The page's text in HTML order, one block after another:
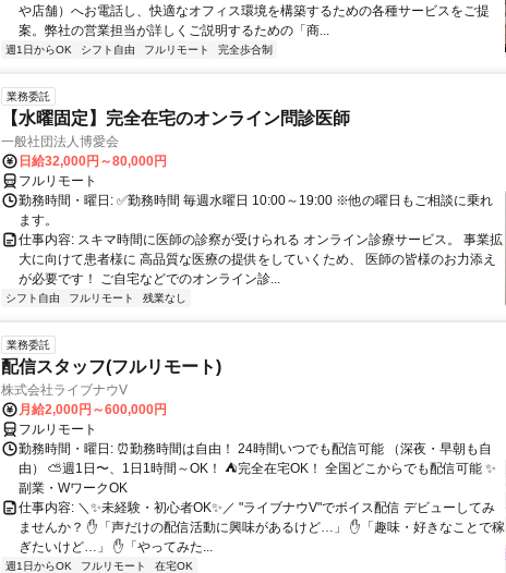
や店舗）へお電話し、快適なオフィス環境を構築するための各種サービスをご提
案。弊社の営業担当が詳しくご説明するための「商...
週1日からOK シフト自由 フルリモート 完全歩合制
業務委託
【水曜固定】完全在宅のオンライン問診医師
一般社団法人博愛会
日給32,000円～80,000円
フルリモート
勤務時間・曜日: ✅勤務時間 毎週水曜日 10:00～19:00 ※他の曜日もご相談に乗れ
ます。
仕事内容: スキマ時間に医師の診察が受けられる オンライン診療サービス。 事業拡
大に向けて患者様に 高品質な医療の提供をしていくため、 医師の皆様のお力添え
が必要です！ ご自宅などでのオンライン診...
シフト自由 フルリモート 残業なし
業務委託
配信スタッフ(フルリモート)
株式会社ライブナウV
月給2,000円～600,000円
フルリモート
勤務時間・曜日: ⏰勤務時間は自由！ 24時間いつでも配信可能 （深夜・早朝も自
由） ⛅週1日〜、1日1時間～OK！ ⛺完全在宅OK！ 全国どこからでも配信可能 ✨
副業・WワークOK
仕事内容: ＼✨未経験・初心者OK✨／ "ライブナウV"でボイス配信 デビューしてみ
ませんか？ ✋「声だけの配信活動に興味があるけど…」 ✋「趣味・好きなことで稼
ぎたいけど…」 ✋「やってみた...
週1日からOK フルリモート 在宅OK